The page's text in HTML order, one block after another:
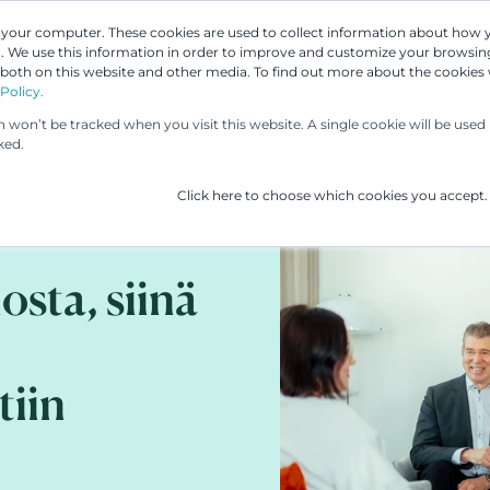
computer. These cookies are used to collect information about
We use this information in order to improve and customize your
on this website and other media. To find out more about the cookies
be tracked when you visit this website. A single cookie will be
Click here to choose which cookies you accept.
Asiantuntijamme Palvelumme UP &
siinä